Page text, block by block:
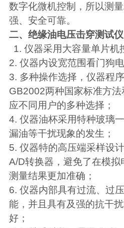
数字化微机控制，所以测
强、安全可靠。
二、 绝缘油电压击穿测试
1. 仪器采用大容量单片机
2. 仪器内设宽范围看门狗
3. 多种操作选择，仪器程
GB2002两种国家标准方
应不同用户的多种选择；
4. 仪器油杯采用特种玻璃
漏油等干扰现象的发生；
5. 仪器特的高压端采样设
A/D转换器，避免了在模
测量结果更加准确；
6. 仪器内部具有过流、过
能，并且具有及强的抗干
好；